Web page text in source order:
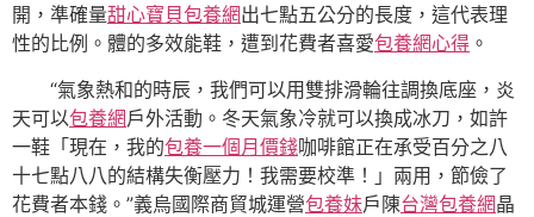
開，準確量甜心寶貝包養網出七點五公分的長度，這代表理
性的比例。體的多效能鞋，遭到花費者喜愛包養網心得 。
“氣象熱和的時辰，我們可以用雙排滑輪往調換底座，炎
天可以包養網戶外活動。冬天氣象冷就可以換成冰刀，如許
一鞋「現在，我的包養一個月價錢咖啡館正在承受百分之八
十七點八八的結構失衡壓力！我需要校準！」兩用，節儉了
花費者本錢。”義烏國際商貿城運營包養妹戶陳台灣包養網晶